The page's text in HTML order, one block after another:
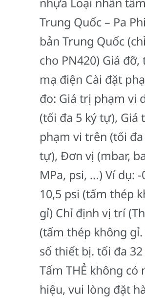
Trung Quốc – Pa
bản Trung Quốc
cho PN420) Giá đỡ,
mạ điện Cài đặt
đo: Giá trị phạm vi
(tối đa 5 ký tự), Giá
phạm vi trên (tối
tự), Đơn vị (mbar,
MPa, psi, …) Ví dụ:
10,5 psi (tấm thép
gỉ) Chỉ định vị trí
(tấm thép không
số thiết bị. tối đa
Tấm THẺ không có
hiệu, vui lòng đặt